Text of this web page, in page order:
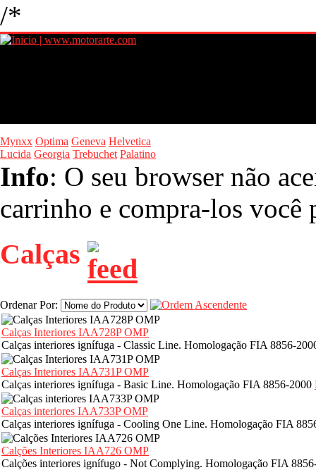
/*
Mynxx Optima Geneva Helvetica
Lucida Georgia Trebuchet Palatino
Info: O seu browser não
carrinho e compra-los você
Calças
Ordenar Por:
Calças Interiores IAA728P OMP
Calças interiores ignífuga - Classic Line. Homologação FIA 8856-
Calças Interiores IAA731P OMP
Calças interiores ignífuga - Basic Line. Homologação FIA 8856-2000
Calças interiores IAA733P OMP
Calças interiores ignífuga - Cooling One Line. Homologação FIA
Calções Interiores IAA726 OMP
Calções interiores ignífugo - Not Complying. Homologação FIA